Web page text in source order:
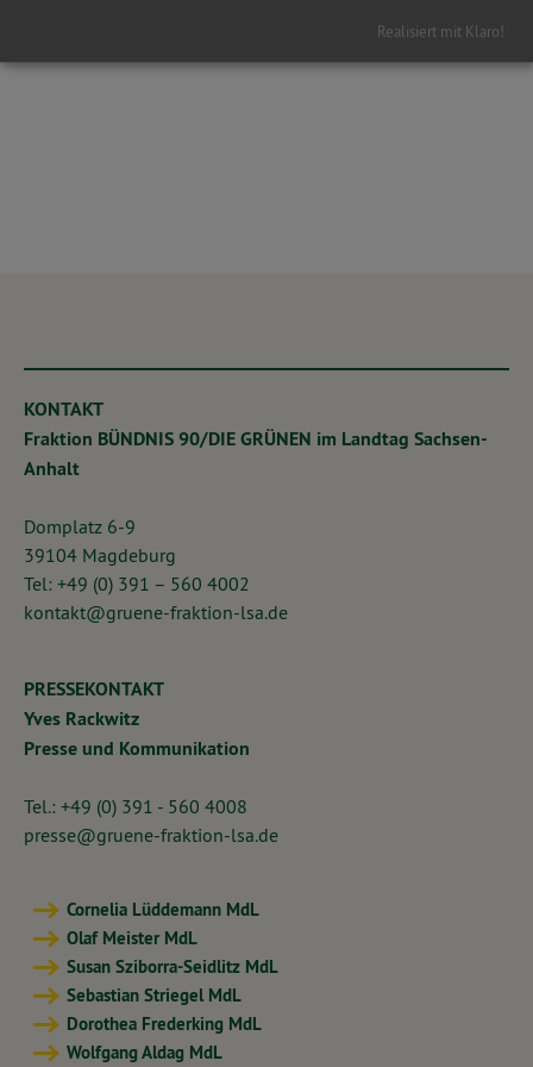
Hier gelangen Sie zurück zur Übersicht
KONTAKT
Fraktion BÜNDNIS 90/DIE GRÜNEN im Landtag Sachsen-
Anhalt
Domplatz 6-9
39104 Magdeburg
Tel: +49 (0) 391 – 560 4002
kontakt@gruene-fraktion-lsa.de
PRESSEKONTAKT
Yves Rackwitz
Presse und Kommunikation
Tel.: +49 (0) 391 - 560 4008
presse@gruene-fraktion-lsa.de
Cornelia Lüddemann MdL
Olaf Meister MdL
Susan Sziborra-Seidlitz MdL
Sebastian Striegel MdL
Dorothea Frederking MdL
Wolfgang Aldag MdL
Realisiert mit Klaro!